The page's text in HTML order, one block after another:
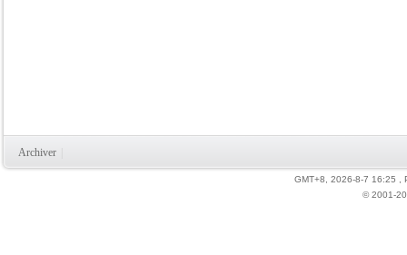
Archiver
GMT+8, 2026-8-7 16:25
© 2001-